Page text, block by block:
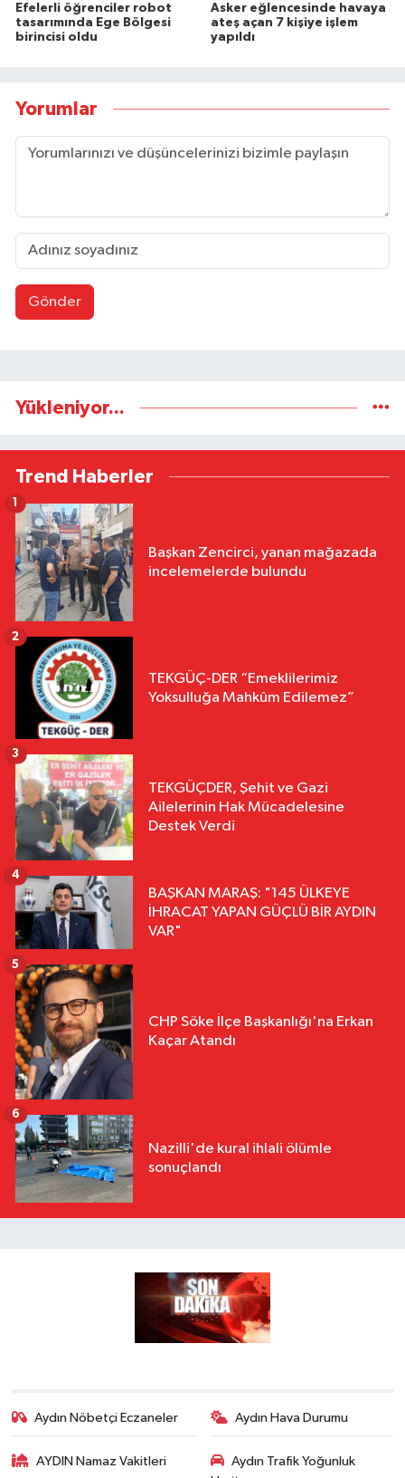
Efelerli öğrenciler robot
tasarımında Ege Bölgesi
birincisi oldu
Asker eğlencesinde havaya
ateş açan 7 kişiye işlem
yapıldı
Yorumlar
Gönder
Yükleniyor...
Trend Haberler
Başkan Zencirci, yanan mağazada
incelemelerde bulundu
TEKGÜÇ-DER “Emeklilerimiz
Yoksulluğa Mahkûm Edilemez”
2
TEKGÜÇDER, Şehit ve Gazi
Ailelerinin Hak Mücadelesine
Destek Verdi
3
BAŞKAN MARAŞ: "145 ÜLKEYE
İHRACAT YAPAN GÜÇLÜ BİR AYDIN
VAR"
4
CHP Söke İlçe Başkanlığı'na Erkan
Kaçar Atandı
5
Nazilli'de kural ihlali ölümle
sonuçlandı
6
Aydın Nöbetçi Eczaneler Aydın Hava Durumu
AYDIN Namaz Vakitleri
Aydın Trafik Yoğunluk